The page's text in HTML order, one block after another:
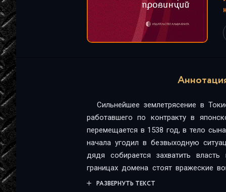
Сильнейшее землетрясение в
работавшего по контракту в
перемещается в 1538 год, в тело
начала угодил в безвыходную
дядя собирается захватить
границах домена стоят вражеские
действует знаменитый шпион-
РАЗВЕРНУТЬ ТЕКСТ